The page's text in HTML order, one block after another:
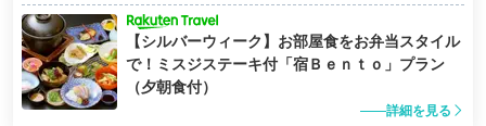
【シルバーウィーク】お部屋食をお弁当スタイル
で！ミスジステーキ付「宿Ｂｅｎｔｏ」プラン
（夕朝食付）
詳細を見る